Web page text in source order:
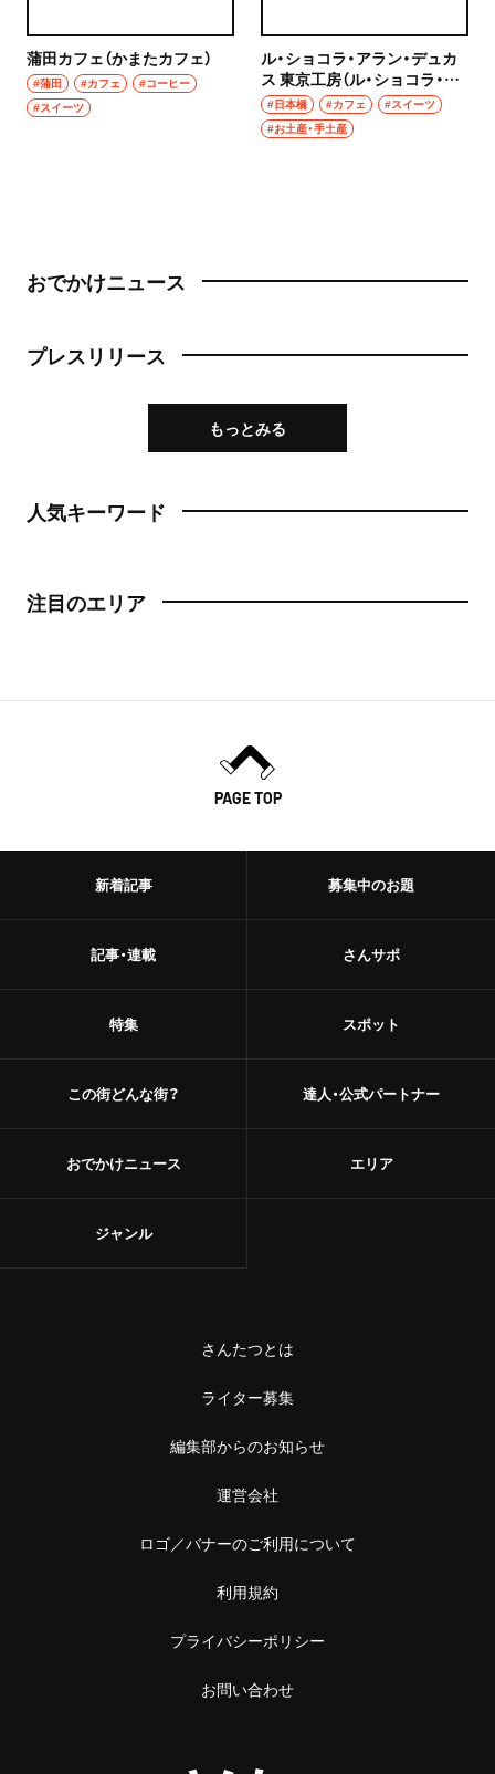
蒲田カフェ（かまたカフェ）
#蒲田 #カフェ
#コーヒー
#スイーツ
ル・ショコラ・アラン・デュカ
ス 東京工房（ル・ショコラ・ア
ラン・デュカス とうきょうこ
うぼう）
#日本橋 #カフェ
#スイーツ
#お土産・手土産
おでかけニュース
プレスリリース
もっとみる
人気キーワード
注目のエリア
PAGE TOP
新着記事
記事・連載
特集
この街どんな街？
おでかけニュース
募集中のお題
さんサポ
スポット
達人・公式パートナー
エリア
ジャンル
さんたつとは
ライター募集
編集部からのお知らせ
運営会社
ロゴ／バナーのご利用について
利用規約
プライバシーポリシー
お問い合わせ